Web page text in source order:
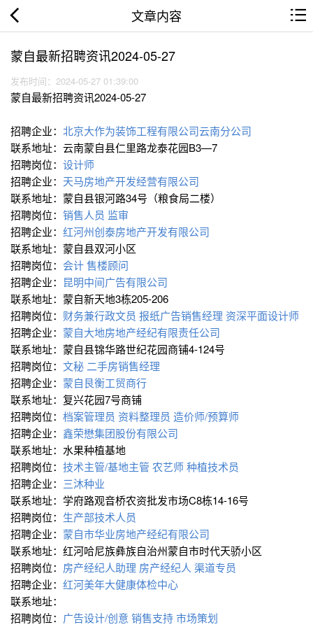
文章内容
蒙自最新招聘资讯2024-05-27
发布时间：2024-05-27 01:39:00
蒙自最新招聘资讯2024-05-27
招聘企业： 北京大作为装饰工程有限公司云南分公司
联系地址：云南蒙自县仁里路龙泰花园B3—7
招聘岗位： 设计师
招聘企业： 天马房地产开发经营有限公司
联系地址：蒙自县银河路34号（粮食局二楼）
招聘岗位： 销售人员 监审
招聘企业： 红河州创泰房地产开发有限公司
联系地址：蒙自县双河小区
招聘岗位： 会计售楼顾问
招聘企业： 昆明中间广告有限公司
联系地址：蒙自新天地3栋205-206
招聘岗位： 财务兼行政文员 报纸广告销售经理 资深平面设计师
招聘企业： 蒙自大地房地产经纪有限责任公司
联系地址：蒙自县锦华路世纪花园商铺4-124号
招聘岗位： 文秘 二手房销售经理
招聘企业： 蒙自艮衡工贸商行
联系地址：复兴花园7号商铺
招聘岗位： 档案管理员 资料整理员 造价师/预算师
招聘企业： 鑫荣懋集团股份有限公司
联系地址：水果种植基地
招聘岗位： 技术主管/基地主管 农艺师种植技术员
招聘企业： 三沐种业
联系地址：学府路观音桥农资批发市场C8栋14-16号
招聘岗位： 生产部技术人员
招聘企业： 蒙自市华业房地产经纪有限公司
联系地址：红河哈尼族彝族自治州蒙自市时代天骄小区
招聘岗位： 房产经纪人助理 房产经纪人 渠道专员
招聘企业： 红河美年大健康体检中心
联系地址：
招聘岗位： 广告设计/创意 销售支持市场策划